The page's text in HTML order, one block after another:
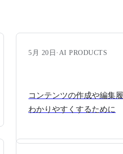
5月 20日 · AI PRODUCTS
コンテンツの作成や編集
わかりやすくするために